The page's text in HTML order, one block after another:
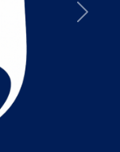
次へ